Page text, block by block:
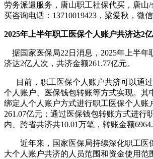
劳务派遣服务，唐山职工社保代买，唐山
买咨询电话：13710019423，梁爱秋，微信
2025年上半年职工医保个人账户共济达2
据国家医保局22日消息，2025年上半年
济达2亿人次，共济金额261.77亿元。
目前，职工医保个人账户共济可以通过
个人账户、医保钱包转账等方式实现。其
绑定人个人账户方式进行职工医保个人账
261.07亿元；通过医保钱包转账方式进行
内、跨省共济共10.01万笔，转账金额
近年来，国家医保局持续深化职工医
大个人账户共济的人员范围和资金使用范